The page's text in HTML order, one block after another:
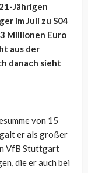
Jährigen
im Juli zu S04
Millionen Euro
aus der
danach sieht
von 15
er als großer
VfB Stuttgart
die er auch bei